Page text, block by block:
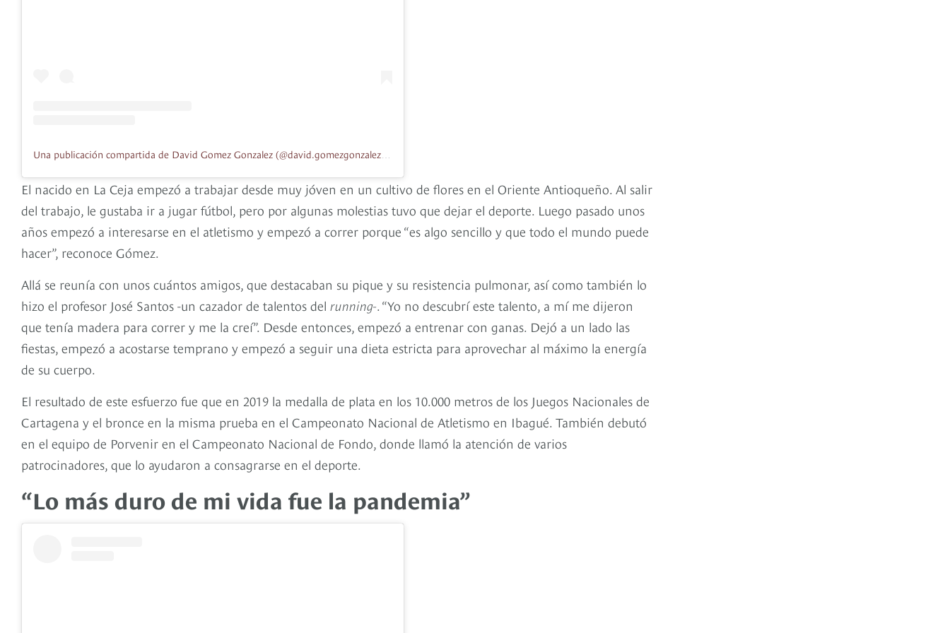
El nacido en La Ceja empezó a trabajar desde muy jóven en un cultivo de flores en el Oriente Antioqueño. Al salir
del trabajo, le gustaba ir a jugar fútbol, pero por algunas molestias tuvo que dejar el deporte. Luego pasado unos
años empezó a interesarse en el atletismo y empezó a correr porque “es algo sencillo y que todo el mundo puede
hacer”, reconoce Gómez.
Allá se reunía con unos cuántos amigos, que destacaban su pique y su resistencia pulmonar, así como también lo
hizo el profesor José Santos -un cazador de talentos del running- . “Yo no descubrí este talento, a mí me dijeron
que tenía madera para correr y me la creí”. Desde entonces, empezó a entrenar con ganas. Dejó a un lado las
fiestas, empezó a acostarse temprano y empezó a seguir una dieta estricta para aprovechar al máximo la energía
de su cuerpo.
El resultado de este esfuerzo fue que en 2019 la medalla de plata en los 10.000 metros de los Juegos Nacionales de
Cartagena y el bronce en la misma prueba en el Campeonato Nacional de Atletismo en Ibagué. También debutó
en el equipo de Porvenir en el Campeonato Nacional de Fondo, donde llamó la atención de varios
patrocinadores, que lo ayudaron a consagrarse en el deporte.
“Lo más duro de mi vida fue la pandemia”